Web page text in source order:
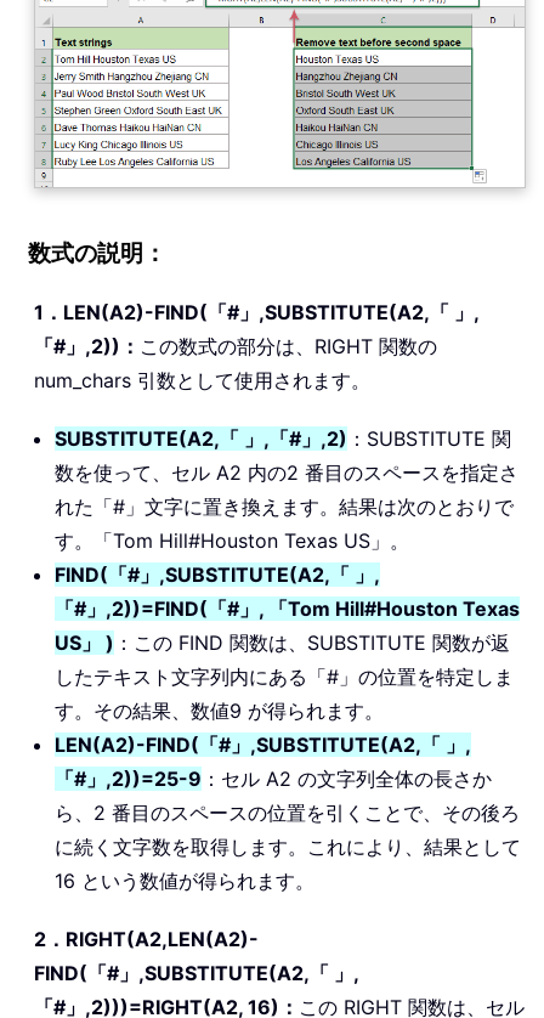
数式の説明：
1．LEN(A2)-FIND(「#」,SUBSTITUTE(A2,「 」,
「#」,2))： この数式の部分は、RIGHT 関数の
num_chars 引数として使用されます。
SUBSTITUTE(A2,「 」,「#」,2) ：SUBSTITUTE 関
数を使って、セル A2 内の2 番目のスペースを指定さ
れた「#」文字に置き換えます。結果は次のとおりで
す。「Tom Hill#Houston Texas US」。
FIND(「#」,SUBSTITUTE(A2,「 」,
「#」,2))=FIND(「#」, 「Tom Hill#Houston Texas
US」 ) ：この FIND 関数は、SUBSTITUTE 関数が返
したテキスト文字列内にある「#」の位置を特定しま
す。その結果、数値9 が得られます。
LEN(A2)-FIND(「#」,SUBSTITUTE(A2,「 」,
「#」,2))=25-9 ：セル A2 の文字列全体の長さか
ら、2 番目のスペースの位置を引くことで、その後ろ
に続く文字数を取得します。これにより、結果として
16 という数値が得られます。
2．RIGHT(A2,LEN(A2)-
FIND(「#」,SUBSTITUTE(A2,「 」,
「#」,2)))=RIGHT(A2, 16)： この RIGHT 関数は、セル